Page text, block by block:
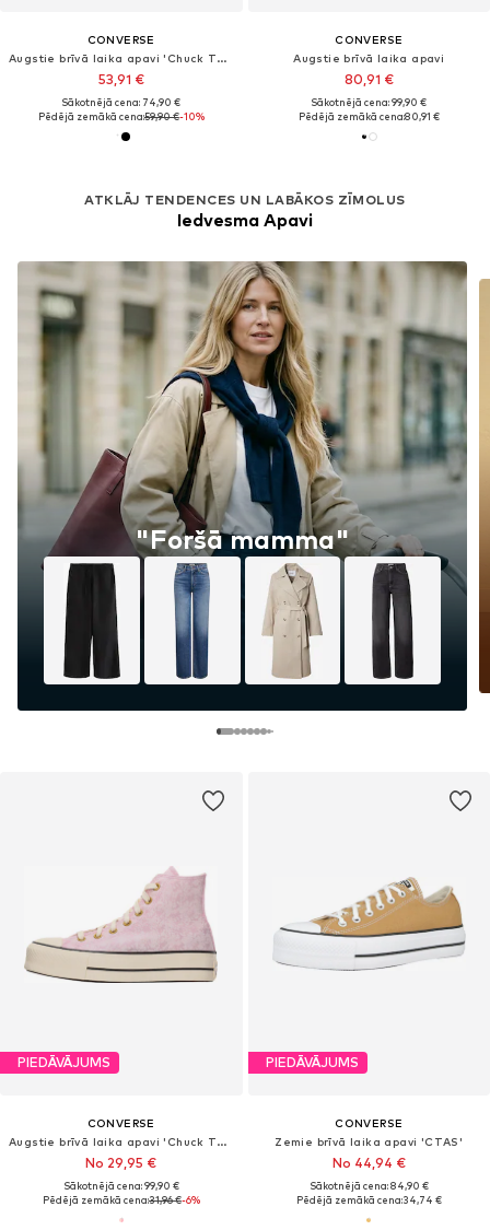
CONVERSE
Augstie brīvā laika apavi 'Chuck Taylor All Star'
53,91 €
Sākotnējā cena: 74,90 €
Pēdējā zemākā cena:59,90 €-10%
CONVERSE
Augstie brīvā laika apavi
80,91 €
Sākotnējā cena: 99,90 €
Pēdējā zemākā cena:80,91 €
PIEDĀVĀJUMS
CONVERSE
Augstie brīvā laika apavi 'Chuck Taylor All Star'
No 29,95 €
Sākotnējā cena: 99,90 €
Pēdējā zemākā cena:31,96 €-6%
ATKLĀJ TENDENCES UN LABĀKOS ZĪMOLUS
Iedvesma Apavi
"Foršā mamma"
PIEDĀVĀJUMS
CONVERSE
Zemie brīvā laika apavi 'CTAS'
No 44,94 €
Sākotnējā cena: 84,90 €
Pēdējā zemākā cena:34,74 €